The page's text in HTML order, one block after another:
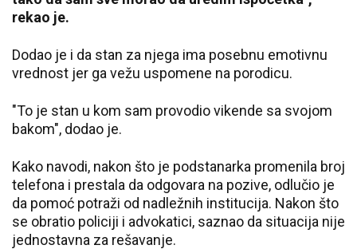
rekao je.
Dodao je i da stan za njega ima posebnu emotivnu
vrednost jer ga vežu uspomene na porodicu.
"To je stan u kom sam provodio vikende sa svojom
bakom", dodao je.
Kako navodi, nakon što je podstanarka promenila broj
telefona i prestala da odgovara na pozive, odlučio je
da pomoć potraži od nadležnih institucija. Nakon što
se obratio policiji i advokatici, saznao da situacija nije
jednostavna za rešavanje.